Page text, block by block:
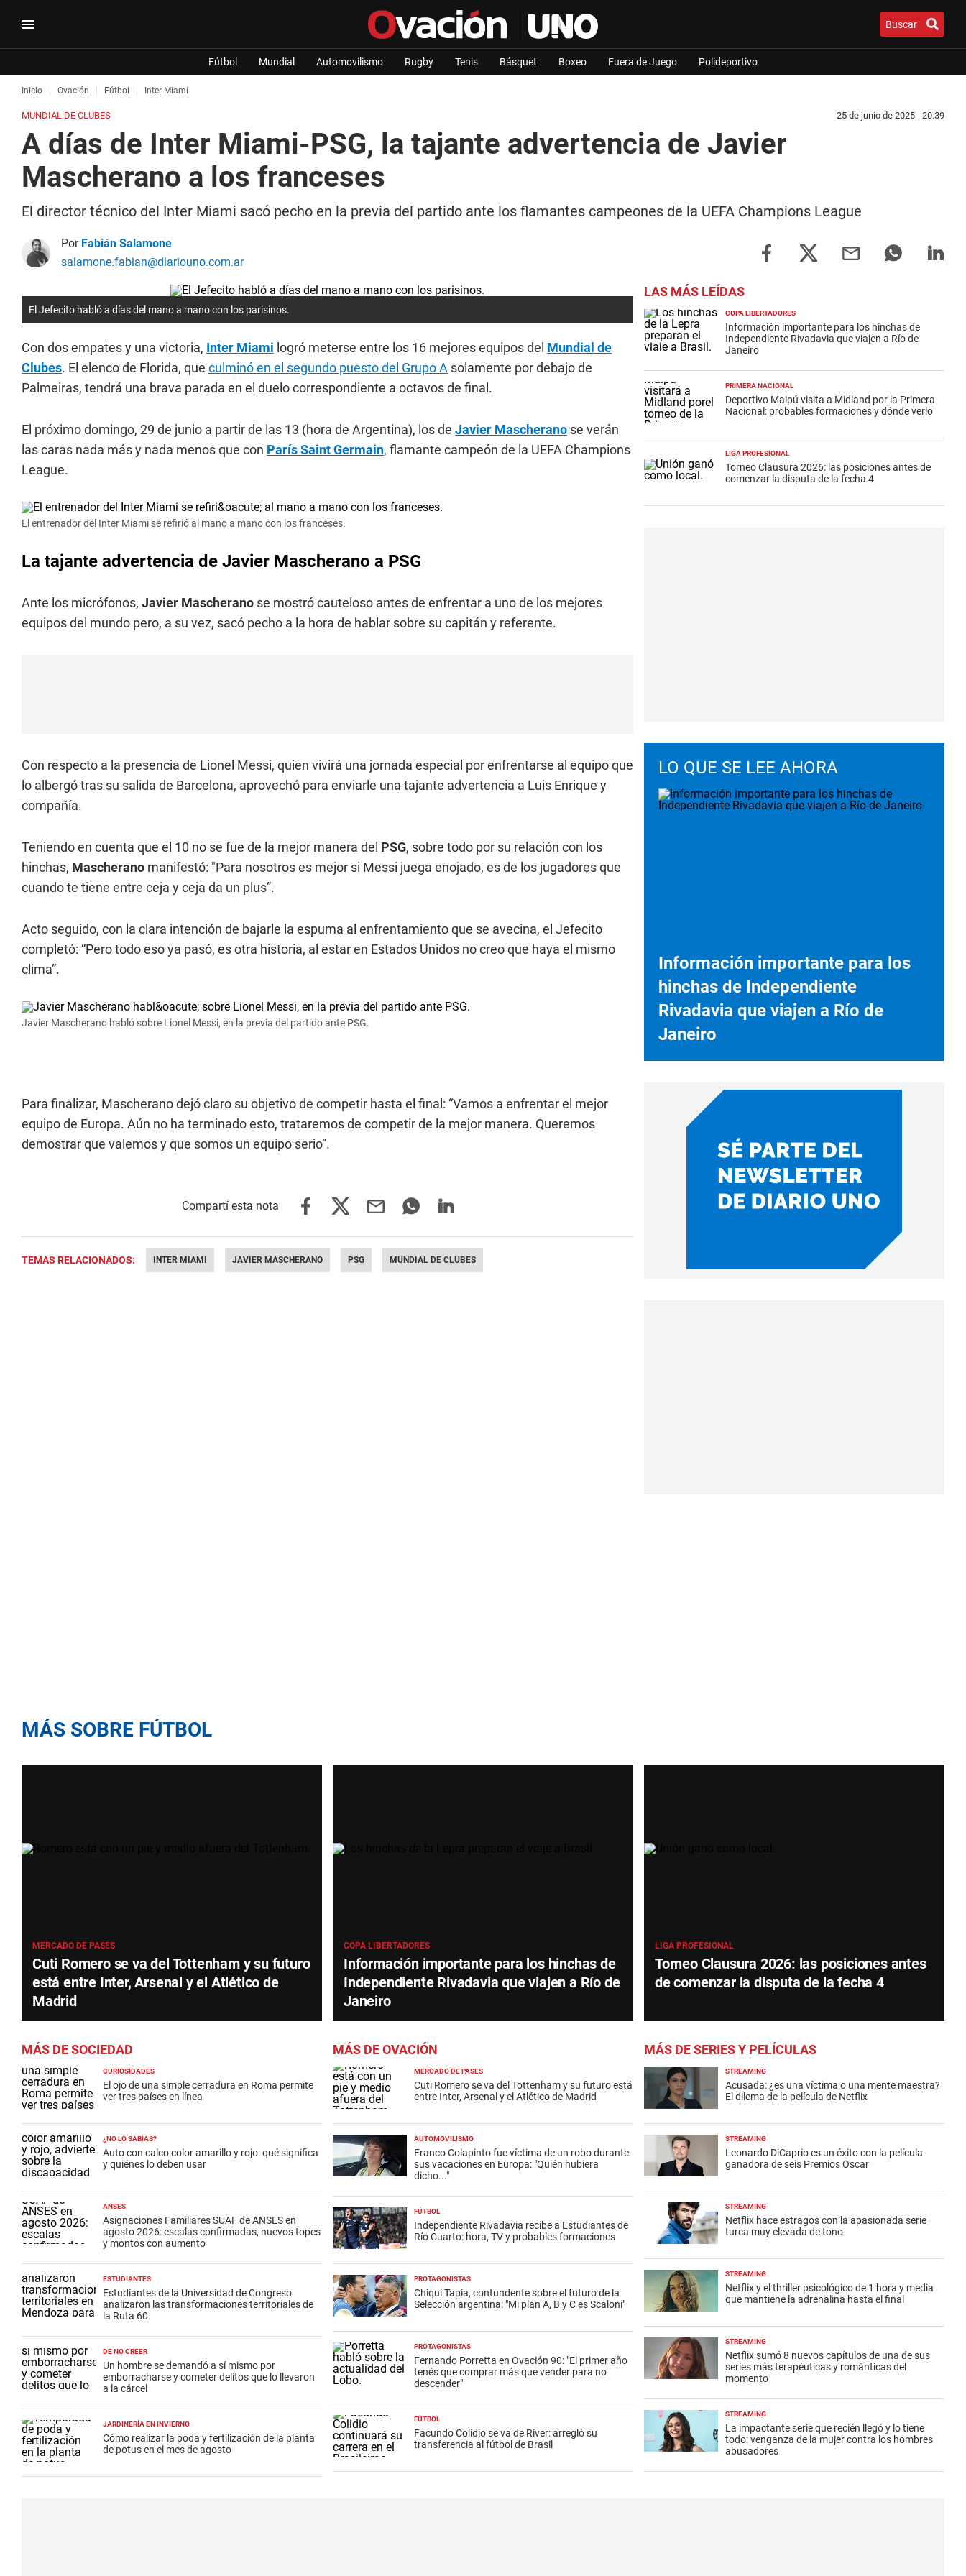
Buscar
Fútbol Mundial Automovilismo Rugby Tenis Básquet Boxeo Fuera de Juego Polideportivo
Inicio Ovación Fútbol Inter Miami
MUNDIAL DE CLUBES 25 de junio de 2025 - 20:39
A días de Inter Miami-PSG, la tajante advertencia de Javier
Mascherano a los franceses
El director técnico del Inter Miami sacó pecho en la previa del partido ante los flamantes campeones de la UEFA Champions League
Por Fabián Salamone
salamone.fabian@diariouno.com.ar
El Jefecito habló a días del mano a mano con los parisinos.
Con dos empates y una victoria, Inter Miami logró meterse entre los 16 mejores equipos del Mundial de
Clubes. El elenco de Florida, que culminó en el segundo puesto del Grupo A solamente por debajo de
Palmeiras, tendrá una brava parada en el duelo correspondiente a octavos de final.
El próximo domingo, 29 de junio a partir de las 13 (hora de Argentina), los de Javier Mascherano se verán
las caras nada más y nada menos que con París Saint Germain, flamante campeón de la UEFA Champions
League.
El entrenador del Inter Miami se refirió al mano a mano con los franceses.
La tajante advertencia de Javier Mascherano a PSG
Ante los micrófonos, Javier Mascherano se mostró cauteloso antes de enfrentar a uno de los mejores
equipos del mundo pero, a su vez, sacó pecho a la hora de hablar sobre su capitán y referente.
Con respecto a la presencia de Lionel Messi, quien vivirá una jornada especial por enfrentarse al equipo que
lo albergó tras su salida de Barcelona, aprovechó para enviarle una tajante advertencia a Luis Enrique y
compañía.
Teniendo en cuenta que el 10 no se fue de la mejor manera del PSG, sobre todo por su relación con los
hinchas, Mascherano manifestó: "Para nosotros es mejor si Messi juega enojado, es de los jugadores que
cuando te tiene entre ceja y ceja da un plus”.
Acto seguido, con la clara intención de bajarle la espuma al enfrentamiento que se avecina, el Jefecito
completó: “Pero todo eso ya pasó, es otra historia, al estar en Estados Unidos no creo que haya el mismo
clima”.
Javier Mascherano habló sobre Lionel Messi, en la previa del partido ante PSG.
Para finalizar, Mascherano dejó claro su objetivo de competir hasta el final: “Vamos a enfrentar el mejor
equipo de Europa. Aún no ha terminado esto, trataremos de competir de la mejor manera. Queremos
demostrar que valemos y que somos un equipo serio”.
TEMAS RELACIONADOS: INTER MIAMI JAVIER MASCHERANO PSG MUNDIAL DE CLUBES
LAS MÁS LEÍDAS
COPA LIBERTADORES
Información importante para los hinchas de
Independiente Rivadavia que viajen a Río de
Janeiro
PRIMERA NACIONAL
Deportivo Maipú visita a Midland por la Primera
Nacional: probables formaciones y dónde verlo
LIGA PROFESIONAL
Torneo Clausura 2026: las posiciones antes de
comenzar la disputa de la fecha 4
LO QUE SE LEE AHORA
Información importante para los
hinchas de Independiente
Rivadavia que viajen a Río de
Janeiro
MÁS SOBRE FÚTBOL
MERCADO DE PASES
Cuti Romero se va del Tottenham y su futuro
está entre Inter, Arsenal y el Atlético de
Madrid
COPA LIBERTADORES
Información importante para los hinchas de
Independiente Rivadavia que viajen a Río de
Janeiro
LIGA PROFESIONAL
Torneo Clausura 2026: las posiciones antes
de comenzar la disputa de la fecha 4
MÁS DE SOCIEDAD
CURIOSIDADES
El ojo de una simple cerradura en Roma permite
ver tres países en línea
¿NO LO SABÍAS?
Auto con calco color amarillo y rojo: qué significa
y quiénes lo deben usar
ANSES
Asignaciones Familiares SUAF de ANSES en
agosto 2026: escalas confirmadas, nuevos topes
y montos con aumento
ESTUDIANTES
Estudiantes de la Universidad de Congreso
analizaron las transformaciones territoriales de
la Ruta 60
DE NO CREER
Un hombre se demandó a sí mismo por
emborracharse y cometer delitos que lo llevaron
a la cárcel
JARDINERÍA EN INVIERNO
Cómo realizar la poda y fertilización de la planta
de potus en el mes de agosto
MÁS DE OVACIÓN
MERCADO DE PASES
Cuti Romero se va del Tottenham y su futuro está
entre Inter, Arsenal y el Atlético de Madrid
AUTOMOVILISMO
Franco Colapinto fue víctima de un robo durante
sus vacaciones en Europa: "Quién hubiera
dicho..."
FÚTBOL
Independiente Rivadavia recibe a Estudiantes de
Río Cuarto: hora, TV y probables formaciones
PROTAGONISTAS
Chiqui Tapia, contundente sobre el futuro de la
Selección argentina: "Mi plan A, B y C es Scaloni"
PROTAGONISTAS
Fernando Porretta en Ovación 90: "El primer año
tenés que comprar más que vender para no
descender"
FÚTBOL
Facundo Colidio se va de River: arregló su
transferencia al fútbol de Brasil
MÁS DE SERIES Y PELÍCULAS
STREAMING
Acusada: ¿es una víctima o una mente maestra?
El dilema de la película de Netflix
STREAMING
Leonardo DiCaprio es un éxito con la película
ganadora de seis Premios Oscar
STREAMING
Netflix hace estragos con la apasionada serie
turca muy elevada de tono
STREAMING
Netflix y el thriller psicológico de 1 hora y media
que mantiene la adrenalina hasta el final
STREAMING
Netflix sumó 8 nuevos capítulos de una de sus
series más terapéuticas y románticas del
momento
STREAMING
La impactante serie que recién llegó y lo tiene
todo: venganza de la mujer contra los hombres
abusadores